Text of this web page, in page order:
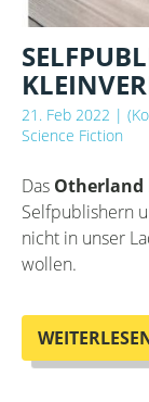
21. Feb 2022 |
Science Fiction
Das Otherland
Selfpublishern
nicht in unser
wollen.